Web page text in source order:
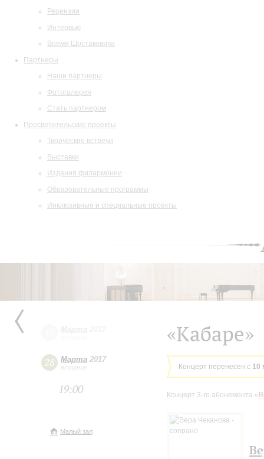
Рецензии
Интервью
Время Шостаковича
Партнеры
Наши партнеры
Фотогалерея
Стать партнером
Просветительские проекты
Творческие встречи
Выставки
Издания филармонии
Образовательные программы
Инклюзивные и специальные проекты
28 Марта 2017
вторник
19:00
Малый зал
«Кабаре»
Концерт перенесен с 10
Концерт 3-го абонемента «